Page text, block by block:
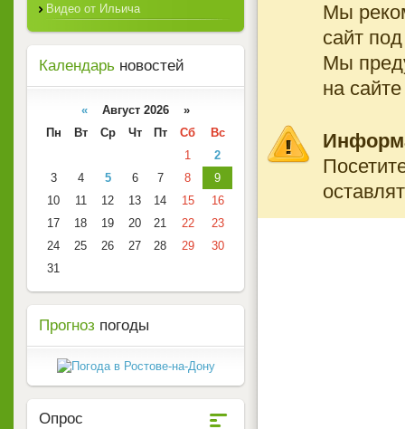
Мы
сайт
Мы
на
Видео от Ильича
Календарь новостей
« Август 2026 »
Пн
Вт Ср Чт Пт Сб
Вс
1
2
3
4 5 6 7 8
9
10
11 12 13 14 15
16
17
18 19 20 21 22
23
24
25 26 27 28 29
30
31
Прогноз погоды
Опрос